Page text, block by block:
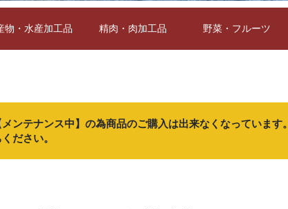
物・水産加工品 精肉・肉加工品 野菜・フルーツ
ンテナンス中】の為商品のご購入は出来なくなっています。
ださい。